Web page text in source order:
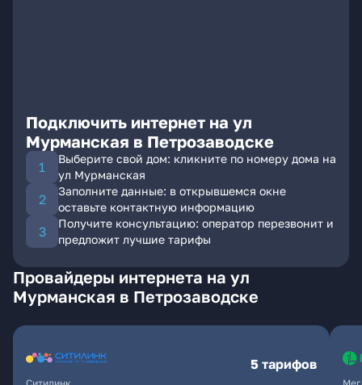
Подключить интернет на ул
Мурманская в Петрозаводске
Выберите свой дом: кликните по номеру дома на
ул Мурманская
Заполните данные: в открывшемся окне
оставьте контактную информацию
Получите консультацию: оператор перезвонит и
предложит лучшие тарифы
Провайдеры интернета на ул
Мурманская в Петрозаводске
5 тарифов